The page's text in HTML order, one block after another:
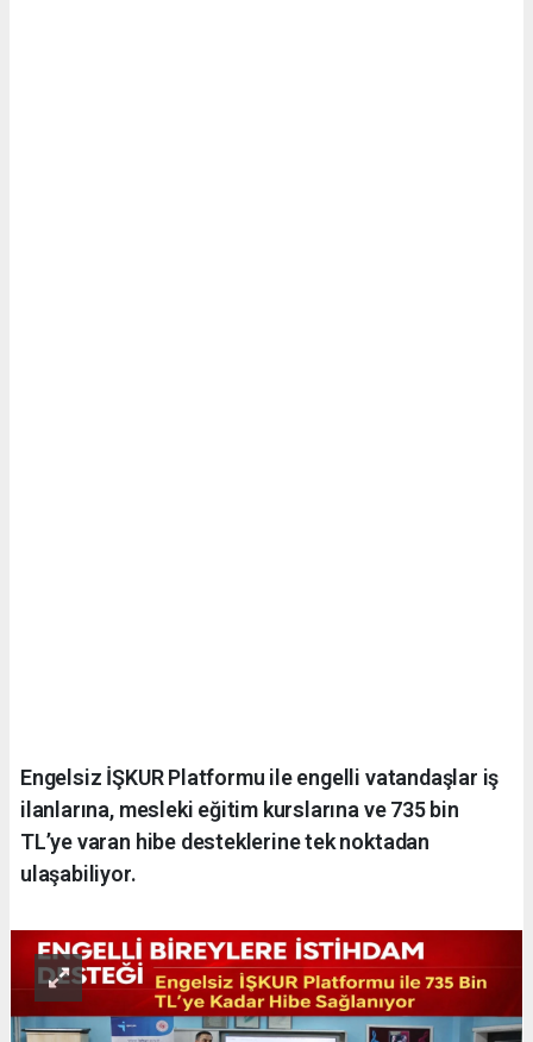
Engelsiz İŞKUR Platformu ile engelli vatandaşlar iş
ilanlarına, mesleki eğitim kurslarına ve 735 bin
TL’ye varan hibe desteklerine tek noktadan
ulaşabiliyor.